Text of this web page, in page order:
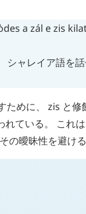
a zál ezis
シャレイア語を
ために、 zis と修
れている。 これ
の曖昧性を避け